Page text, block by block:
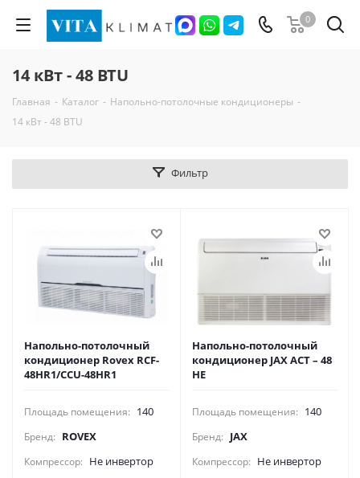
0
14 кВт - 48 BTU
Главная - Каталог - Напольно-потолочные кондиционеры -
14 кВт - 48 BTU
Фильтр
Напольно-потолочный
кондиционер Rovex RCF-
48HR1/CCU-48HR1
Площадь помещения: 140
Бренд: ROVEX
Компрессор: Не инвертор
Напольно-потолочный
кондиционер JAX ACT – 48
HE
Площадь помещения: 140
Бренд: JAX
Компрессор: Не инвертор